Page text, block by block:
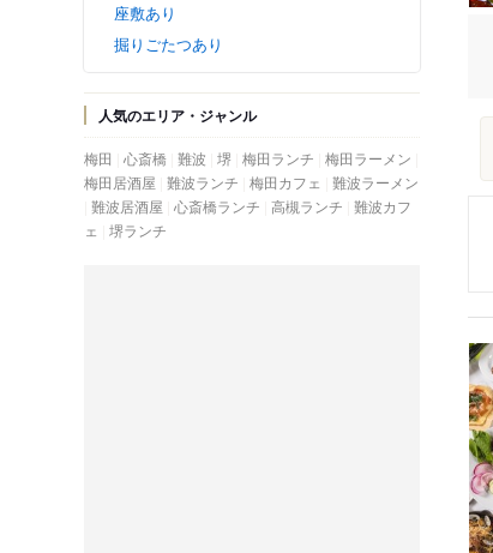
座敷あり
掘りごたつあり
人気のエリア・ジャンル
梅田 心斎橋 難波 堺 梅田ランチ 梅田ラーメン
梅田居酒屋 難波ランチ 梅田カフェ
難波ラーメン
難波居酒屋 心斎橋ランチ 高槻ランチ 難波カフ
ェ
堺ランチ